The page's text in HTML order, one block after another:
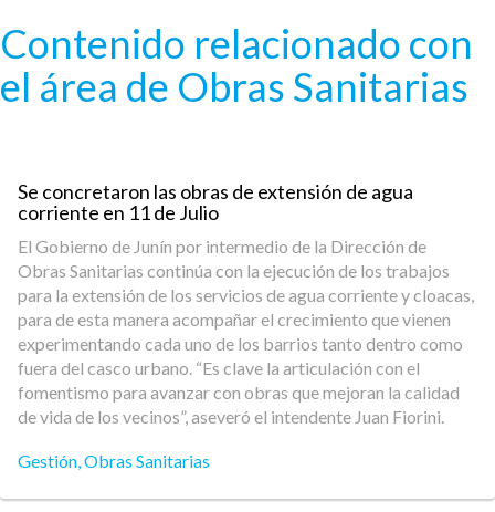
Contenido relacionado con
el área de Obras Sanitarias
Se concretaron las obras de extensión de agua
corriente en 11 de Julio
El Gobierno de Junín por intermedio de la Dirección de
Obras Sanitarias continúa con la ejecución de los trabajos
para la extensión de los servicios de agua corriente y cloacas,
para de esta manera acompañar el crecimiento que vienen
experimentando cada uno de los barrios tanto dentro como
fuera del casco urbano. “Es clave la articulación con el
fomentismo para avanzar con obras que mejoran la calidad
de vida de los vecinos”, aseveró el intendente Juan Fiorini.
Gestión,Obras Sanitarias